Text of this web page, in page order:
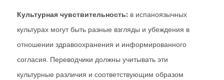
Культурная чувствительность: в испаноязычных
культурах могут быть разные взгляды и убеждения в
отношении здравоохранения и информированного
согласия. Переводчики должны учитывать эти
культурные различия и соответствующим образом